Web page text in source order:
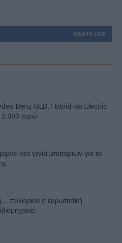
ΚΆΝΤΕ LIKE
Benz GLB: Hybrid και Electric,
2.000 ευρώ
νέα γενιά μπαταριών για τα
πολιορκία η ευρωπαϊκή